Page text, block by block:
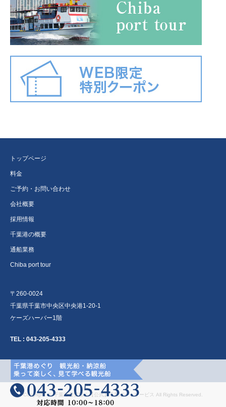
トップページ
料金
ご予約・お問い合わせ
会社概要
採用情報
千葉港の概要
通船業務
Chiba port tour
〒260-0024
千葉県千葉市中央区中央港1-20-1
ケーズハーバー1階
TEL : 043-205-4333
Copyright ©千葉港遊覧船｜【公式】千葉ポートサービス All Rights Reserved.